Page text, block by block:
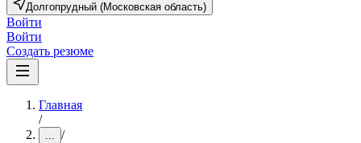
Долгопрудный (Московская область)
Войти
Войти
Создать резюме
Главная
/
... /